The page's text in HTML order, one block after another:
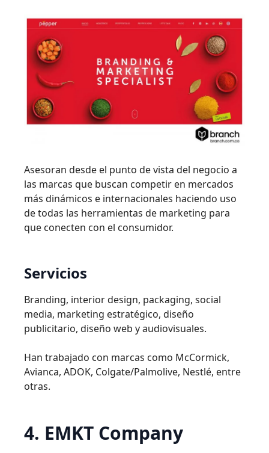
Asesoran desde el punto de vista del negocio a
las marcas que buscan competir en mercados
más dinámicos e internacionales haciendo uso
de todas las herramientas de marketing para
que conecten con el consumidor.
Servicios
Branding, interior design, packaging, social
media, marketing estratégico, diseño
publicitario, diseño web y audiovisuales.
Han trabajado con marcas como McCormick,
Avianca, ADOK, Colgate/Palmolive, Nestlé, entre
otras.
4. EMKT Company